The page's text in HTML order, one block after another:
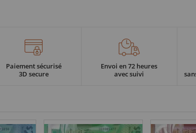
Paiement sécurisé
3D secure
Envoi en 72 heures
avec suivi